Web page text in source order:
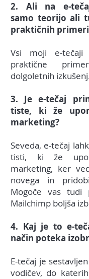
2. Ali na e-
samo teorijo ali
praktičnih
Vsi moji e-tečaji
praktične
dolgoletnih
3. Je e-tečaj
tiste, ki že
marketing?
Seveda, e-tečaj
tisti, ki že
marketing, ker
novega in
Mogoče vas tudi
Mailchimp boljša
4. Kaj je to e-
način poteka
E-tečaj je
vodičev, do